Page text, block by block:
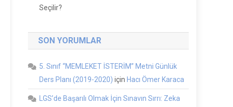
Seçilir?
SON YORUMLAR
5. Sınıf “MEMLEKET İSTERİM” Metni Günlük
Ders Planı (2019-2020) için Hacı Ömer Karaca
LGS’de Başarılı Olmak İçin Sınavın Sırrı: Zeka